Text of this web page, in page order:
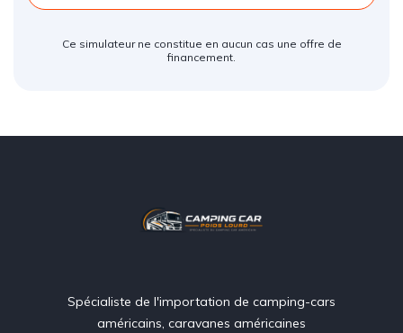
Ce simulateur ne constitue en aucun cas une offre de
financement.
Spécialiste de l'importation de camping-cars
américains, caravanes américaines